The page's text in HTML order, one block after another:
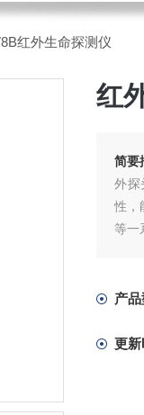
红外生命探测仪
红
简要
外探
性，
等一
产品
更新